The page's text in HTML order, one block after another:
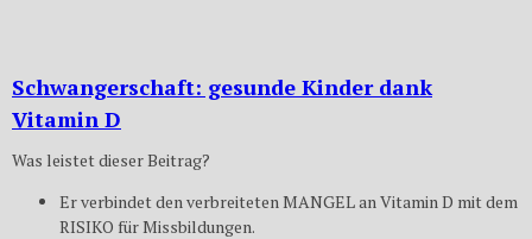
Schwangerschaft: gesunde Kinder dank
Vitamin D
Was leistet dieser Beitrag?
Er verbindet den verbreiteten MANGEL an Vitamin D mit dem
RISIKO für Missbildungen.